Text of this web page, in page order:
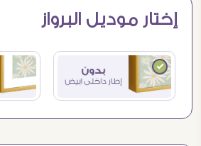
إختار موديل البرواز